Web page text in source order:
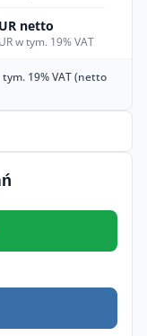
netto
w tym. 19% VAT
tym. 19% VAT (netto